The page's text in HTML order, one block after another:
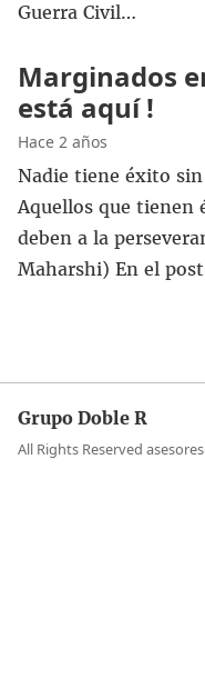
Guerra Civil…
Marginados
está aquí !
Hace 2 años
Nadie tiene éxito
Aquellos que tienen
deben a la
Maharshi) En el
Grupo Doble R
All Rights Reserved